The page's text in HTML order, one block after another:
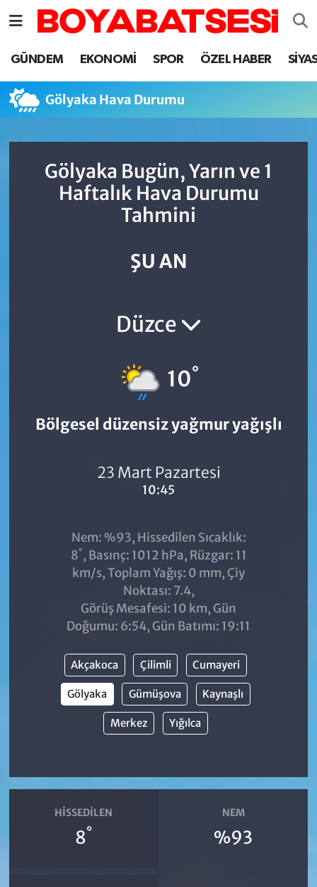
GÜNDEM EKONOMİ SPOR ÖZEL HABER
Gölyaka Hava Durumu
Gölyaka Bugün, Yarın ve 1
Haftalık Hava Durumu
Tahmini
ŞU AN
Düzce
10°
Bölgesel düzensiz yağmur yağışlı
23 Mart Pazartesi
10:45
Nem: %93, Hissedilen Sıcaklık:
8°, Basınç: 1012 hPa, Rüzgar: 11
km/s, Toplam Yağış: 0 mm, Çiy
Noktası: 7.4,
Görüş Mesafesi: 10 km, Gün
Doğumu: 6:54, Gün Batımı: 19:11
Akçakoca Çilimli Cumayeri
Gölyaka Gümüşova Kaynaşlı
Merkez Yığılca
HISSEDILEN
8°
NEM
%93
Sinop Nöbetçi Eczaneler
Sinop Hava Durumu
Sinop Trafik Yoğunluk Haritası
Süper Lig Puan Durumu ve Fikstür
Son Dakika Haberleri